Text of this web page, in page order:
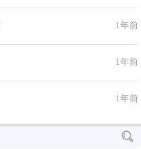
1年前
1年前
1年前